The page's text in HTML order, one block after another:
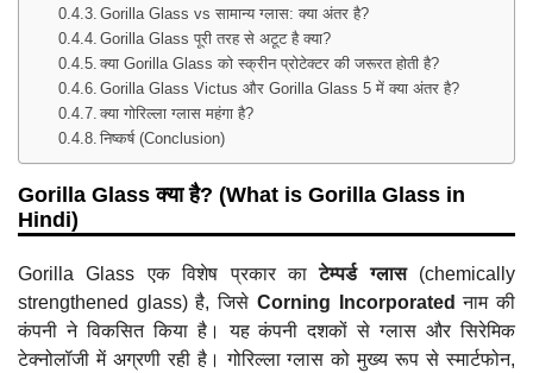
Gorilla Glass vs सामान्य ग्लास: क्या अंतर है?
Gorilla Glass पूरी तरह से अटूट है क्या?
क्या Gorilla Glass को स्क्रीन प्रोटेक्टर की जरूरत होती है?
Gorilla Glass Victus और Gorilla Glass 5 में क्या अंतर है?
क्या गोरिल्ला ग्लास महंगा है?
निष्कर्ष (Conclusion)
Gorilla Glass क्या है? (What is Gorilla Glass in
Hindi)
Gorilla Glass एक विशेष प्रकार काटेम्पर्ड ग्लास(chemically
strengthened glass) है, जिसे Corning Incorporated नाम की
कंपनी ने विकसित किया है। यह कंपनी दशकों से ग्लास और सिरेमिक
टेक्नोलॉजी में अग्रणी रही है। गोरिल्ला ग्लास को मुख्य रूप से स्मार्टफोन,